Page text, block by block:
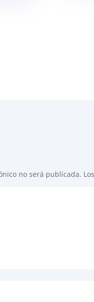
no será publicada.